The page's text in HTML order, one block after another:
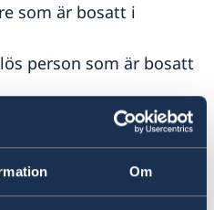
Om
som är bosatt i
person som är bosatt
utländsk
i Sverige få hjälp.
som inte är